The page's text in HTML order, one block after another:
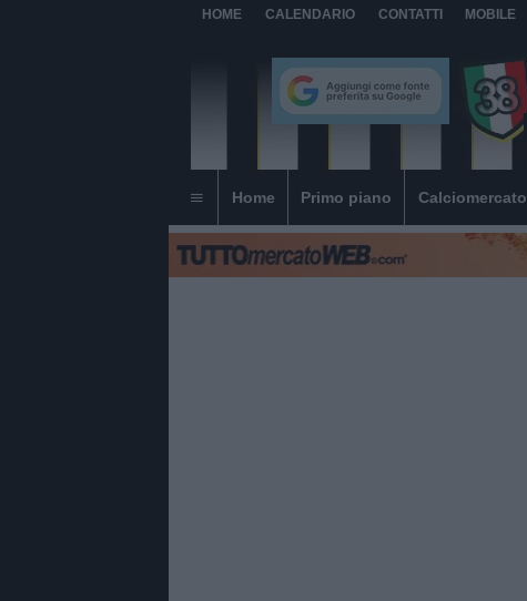
HOME CALENDARIO CONTATTI MOBILE
Home Primo piano Calciomercato